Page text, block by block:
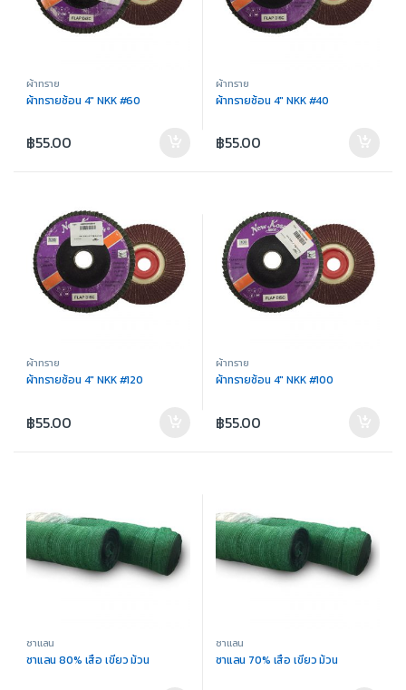
ผ้าทราย
ผ้าทรายซ้อน 4″ NKK #60
฿55.00
ผ้าทราย
ผ้าทรายซ้อน 4″ NKK #40
฿55.00
ผ้าทราย
ผ้าทรายซ้อน 4″ NKK #120
฿55.00
ผ้าทราย
ผ้าทรายซ้อน 4″ NKK #100
฿55.00
ซาแลน
ซาแลน 80% เสือ เขียว ม้วน
ซาแลน
ซาแลน 70% เสือ เขียว ม้วน